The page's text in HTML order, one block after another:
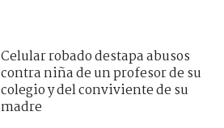
Celular robado destapa abusos
contra niña de un profesor de su
colegio y del conviviente de su
madre